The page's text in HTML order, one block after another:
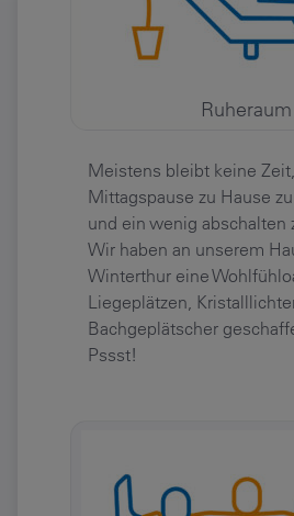
Ruheraum
Meistens bleibt keine
Mittagspause zu Hause
und ein wenig abschalten
Wir haben an unserem
Winterthur eine
Liegeplätzen,
Bachgeplätscher
Pssst!